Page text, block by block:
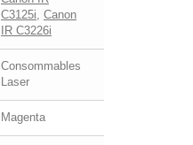
C3125i, Canon
IR C3226i
Consommables
Laser
Magenta